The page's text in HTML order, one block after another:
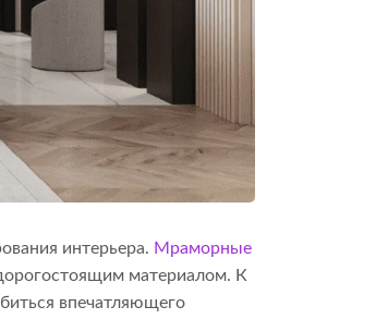
интерьера. Мраморные
материалом. К
впечатляющего